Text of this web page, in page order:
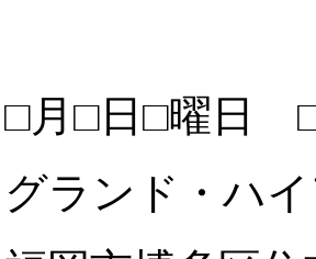
□日□曜日
ンド・ハイ